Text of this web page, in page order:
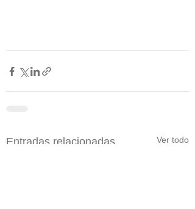
Entradas relacionadas Ver todo